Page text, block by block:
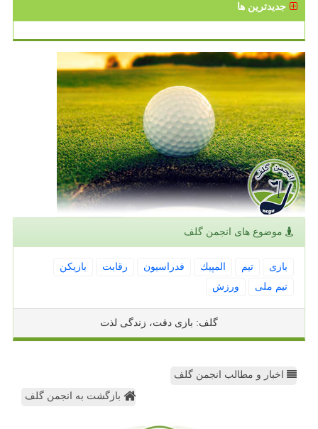
جدیدترین ها
موضوع های انجمن گلف
بازی تیم المپیك فدراسیون رقابت
بازیكن
تیم ملی
ورزش
گلف: بازی دقت، زندگی لذت
اخبار و مطالب انجمن گلف
بازگشت به انجمن گلف